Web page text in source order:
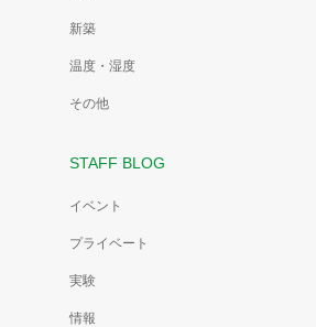
新築
温度・湿度
その他
STAFF BLOG
イベント
プライベート
実験
情報